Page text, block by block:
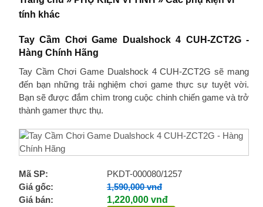
Tay Cầm Chơi Game Dualshock 4 CUH-ZCT2G -
Hàng Chính Hãng
Tay Cầm Chơi Game Dualshock 4 CUH-ZCT2G sẽ mang
đến bạn những trải nghiệm chơi game thực sự tuyệt vời.
Bạn sẽ được đắm chìm trong cuộc chinh chiến game và trở
thành gamer thực thụ.
Mã SP:
PKDT-000080/1257
Giá gốc:
1,590,000 vnđ
Giá bán:
1,220,000 vnđ
tính khác